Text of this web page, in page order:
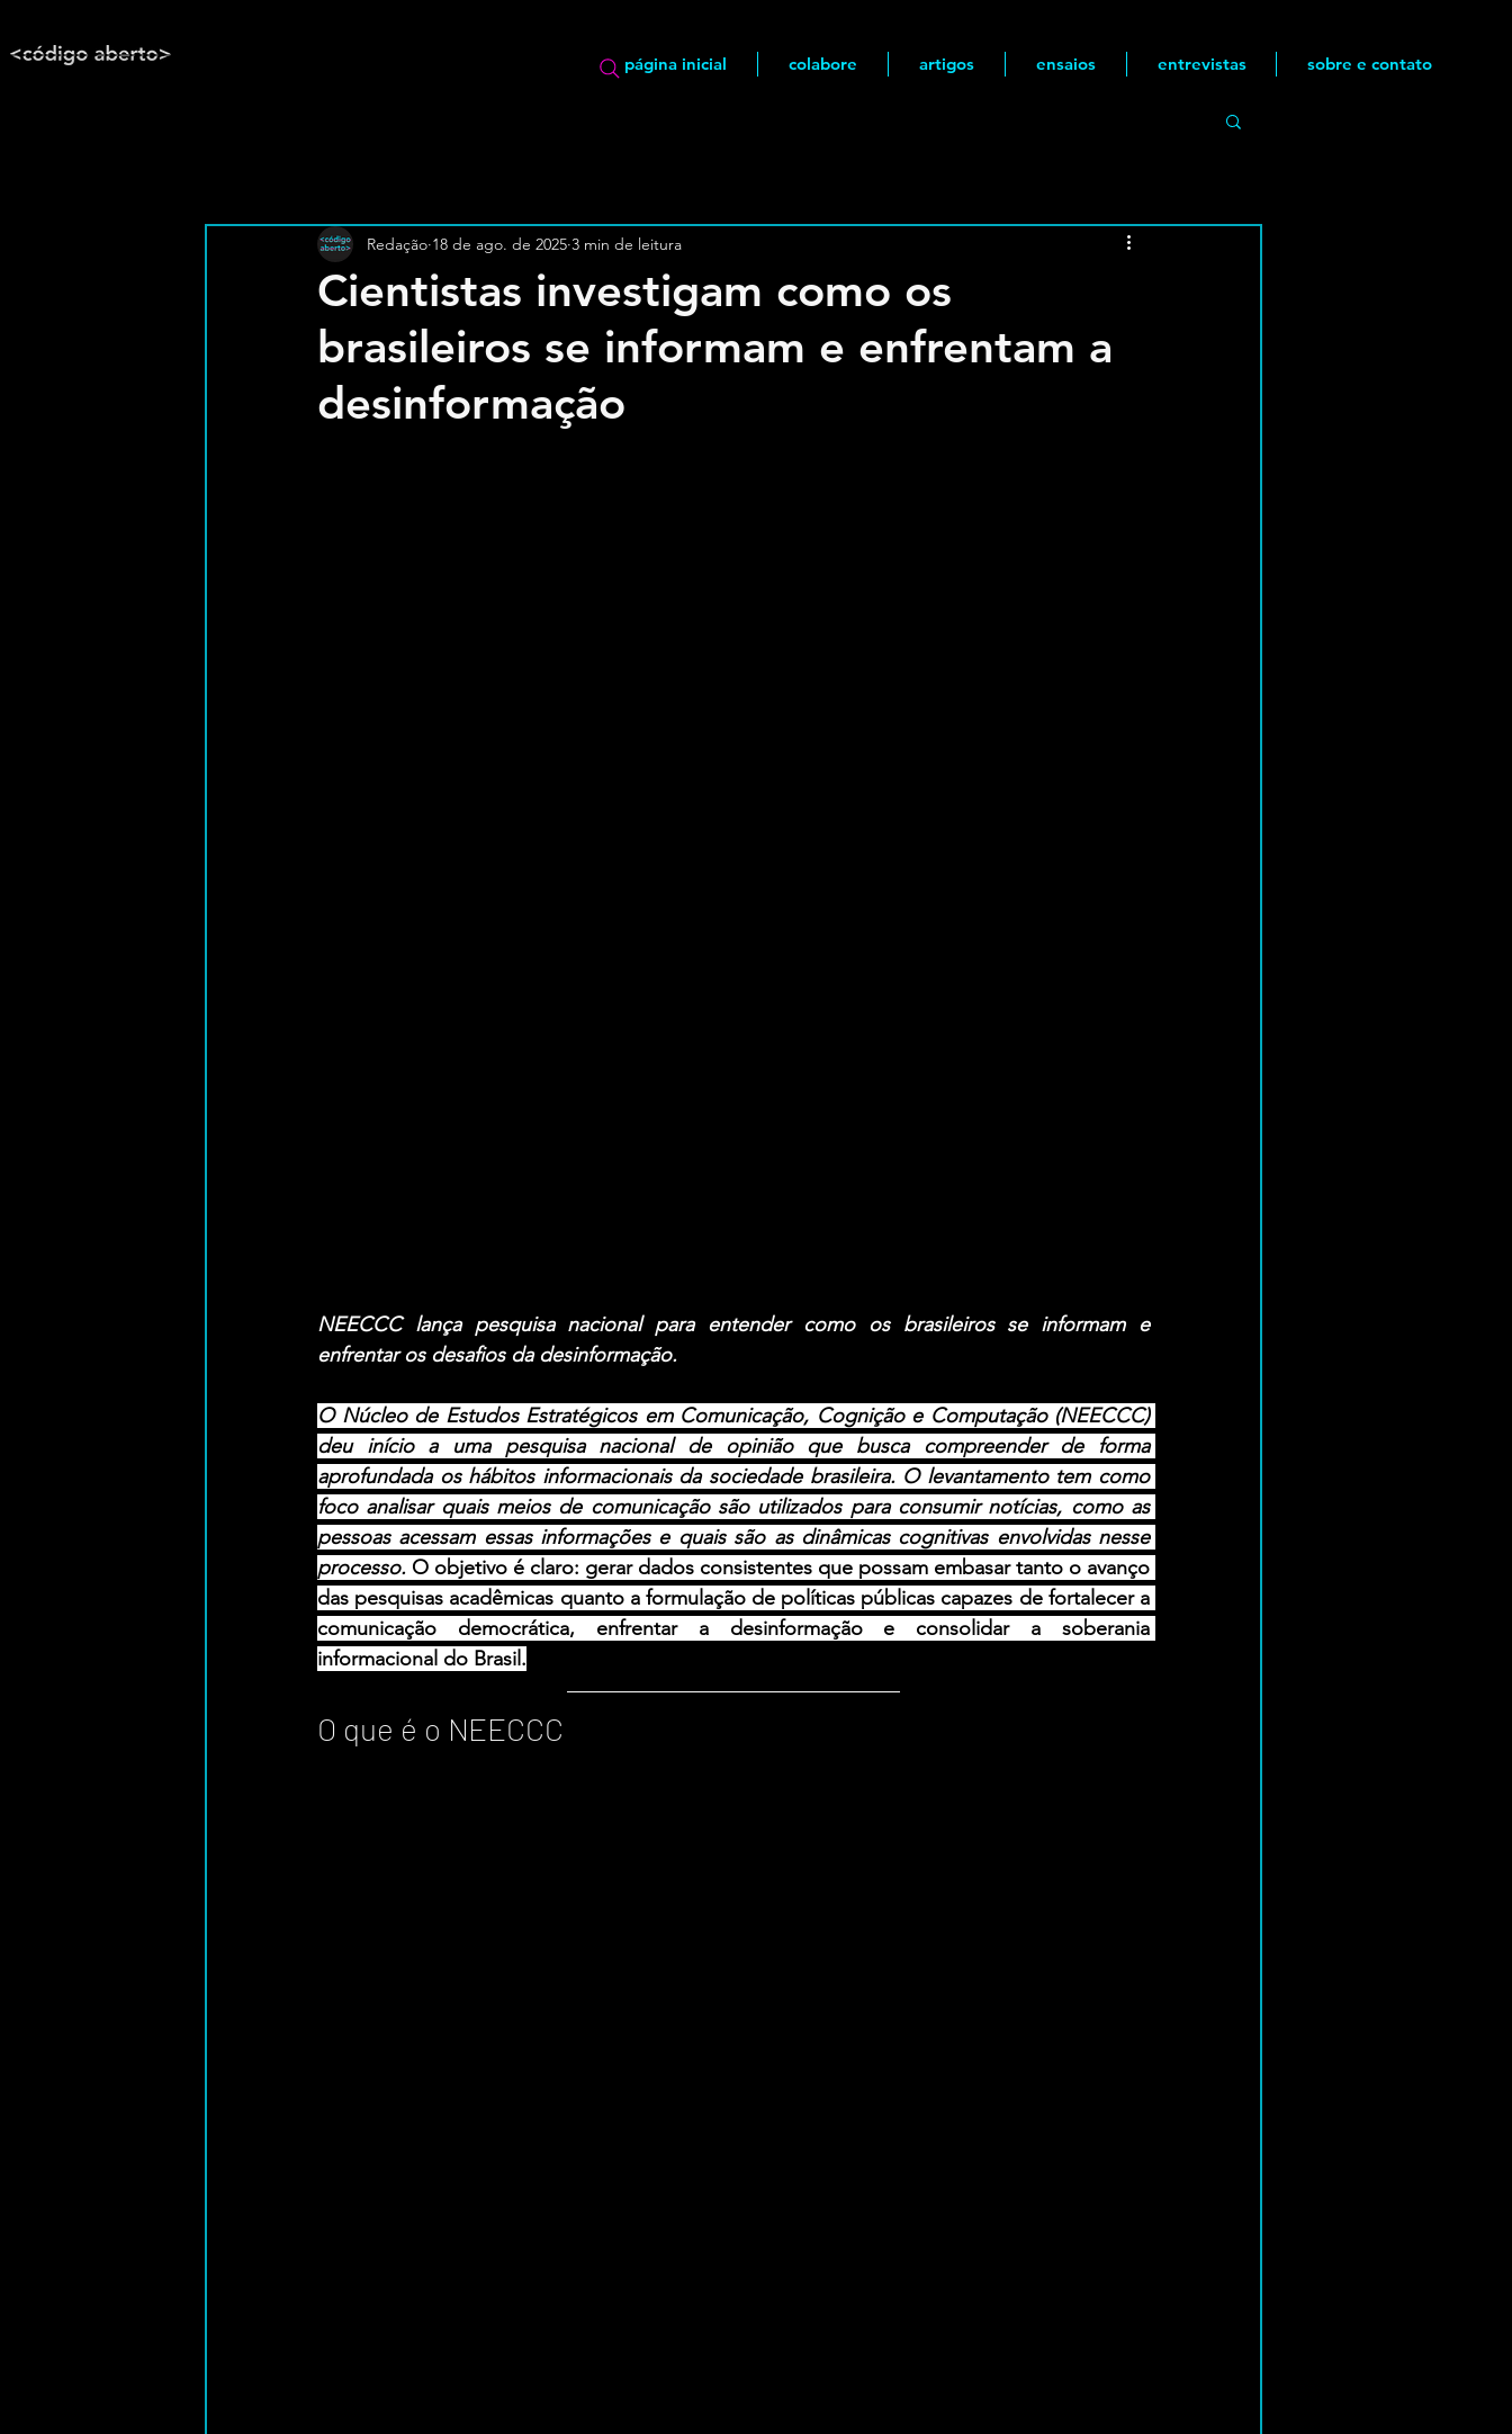
página inicial colabore artigos ensaios entrevistas sobre e contato
Cientistas investigam como os
brasileiros se informam e enfrentam a
desinformação
Redação 18 de ago. de 2025 3 min de leitura
NEECCC lança pesquisa nacional para entender como os brasileiros se informam e
enfrentar os desafios da desinformação.
O Núcleo de Estudos Estratégicos em Comunicação, Cognição e Computação (NEECCC)
deu início a uma pesquisa nacional de opinião que busca compreender de forma
aprofundada os hábitos informacionais da sociedade brasileira. O levantamento tem como
foco analisar quais meios de comunicação são utilizados para consumir notícias, como as
pessoas acessam essas informações e quais são as dinâmicas cognitivas envolvidas nesse
processo. O objetivo é claro: gerar dados consistentes que possam embasar tanto o avanço
das pesquisas acadêmicas quanto a formulação de políticas públicas capazes de fortalecer a
comunicação democrática, enfrentar a desinformação e consolidar a soberania
informacional do Brasil.
O que é o NEECCC